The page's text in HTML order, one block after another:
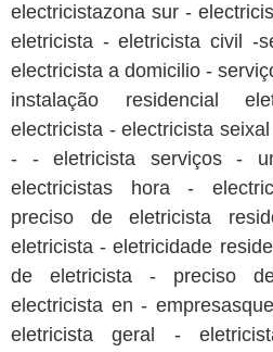
electricistazona sur -
eletricista - eletricista civil -
electricista a domicilio -
instalação residencial
electricista - electricista
- - eletricista serviços -
electricistas hora -
preciso de eletricista
eletricista - eletricidade
de eletricista - preciso
electricista en -
eletricista geral -